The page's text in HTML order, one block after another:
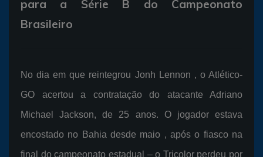
para a Série B do Campeonato
Brasileiro
No dia em que reintegrou Jonh Lennon , o Atlético-
GO acertou a contratação do atacante Adriano
Michael Jackson, de 25 anos. O jogador estava
encostado no Bahia desde maio , após o fiasco na
final do campeonato estadual – o Tricolor perdeu por